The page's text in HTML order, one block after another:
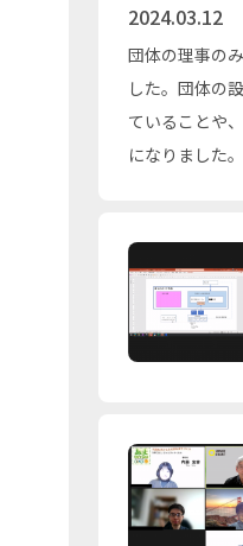
2024.03.12
団体の理事の
した。団体の
ていることや
になりました。